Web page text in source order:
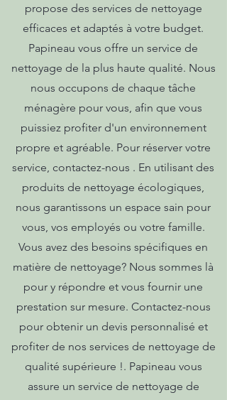
propose des services de nettoyage
efficaces et adaptés à votre budget.
Papineau vous offre un service de
nettoyage de la plus haute qualité. Nous
nous occupons de chaque tâche
ménagère pour vous, afin que vous
puissiez profiter d'un environnement
propre et agréable. Pour réserver votre
service, contactez-nous . En utilisant des
produits de nettoyage écologiques,
nous garantissons un espace sain pour
vous, vos employés ou votre famille.
Vous avez des besoins spécifiques en
matière de nettoyage? Nous sommes là
pour y répondre et vous fournir une
prestation sur mesure. Contactez-nous
pour obtenir un devis personnalisé et
profiter de nos services de nettoyage de
qualité supérieure !. Papineau vous
assure un service de nettoyage de